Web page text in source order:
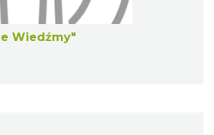
Wiedźmy"